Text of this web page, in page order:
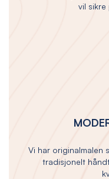
vil
Vi har originalmalen
tradisjonelt